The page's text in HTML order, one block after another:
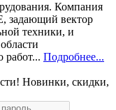
Компания
задающий вектор
техники, и
работ... Подробнее...
Новинки, скидки,